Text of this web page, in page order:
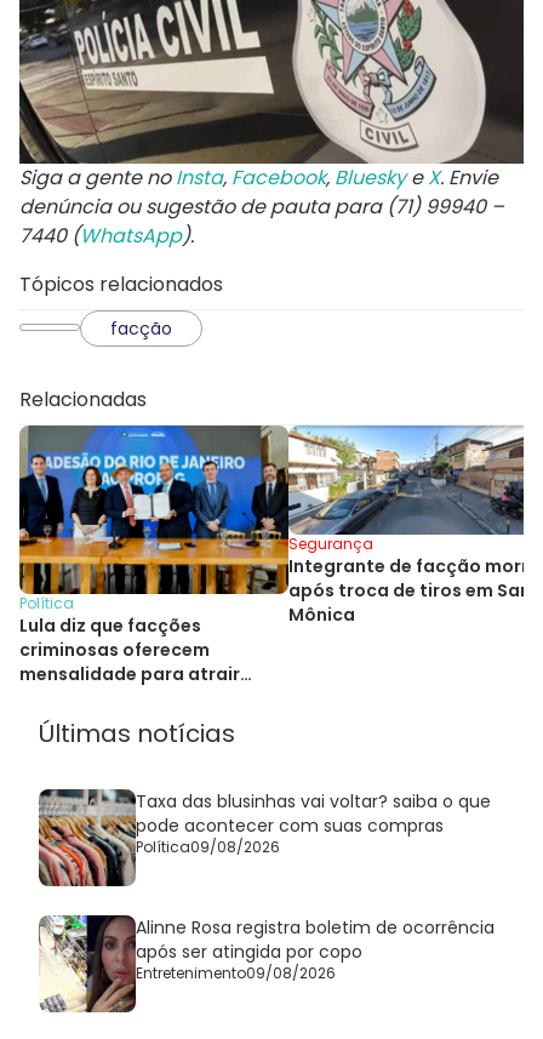
Siga a gente noInsta, Facebook, BlueskyeX. Envie
denúncia ou sugestão de pauta para (71) 99940 –
7440 (WhatsApp).
Tópicos relacionados
facção
Relacionadas
Política
Lula diz que facções
criminosas oferecem
mensalidade para atrair
Segurança
Integrante de facção morre
após troca de tiros em
Mônica
Últimas notícias
Taxa das blusinhas vai voltar? saiba o que
pode acontecer com suas compras
Política09/08/2026
Alinne Rosa registra boletim de ocorrência
após ser atingida por copo
Entretenimento09/08/2026